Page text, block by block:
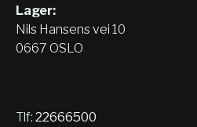
Lager:
Nils Hansens vei 10
0667 OSLO
Tlf: 22666500